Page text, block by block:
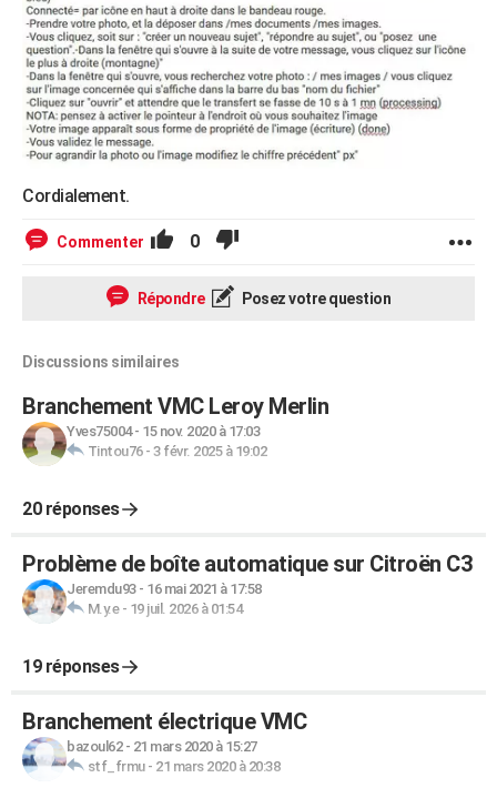
Cordialement.
Commenter 0
Répondre Posez votre question
Discussions similaires
Branchement VMC Leroy Merlin
Yves75004- 15 nov. 2020 à 17:03
Tintou76- 3 févr. 2025 à 19:02
20 réponses
Problème de boîte automatique sur Citroën C3
Jeremdu93- 16 mai 2021 à 17:58
M.y.e- 19 juil. 2026 à 01:54
19 réponses
Branchement électrique VMC
bazoul62- 21 mars 2020 à 15:27
stf_frmu- 21 mars 2020 à 20:38